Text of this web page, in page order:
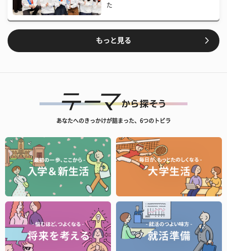
た
もっと見る
あなたへのきっかけが詰まった、6つのトビラ